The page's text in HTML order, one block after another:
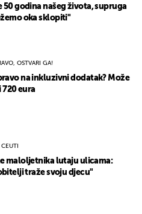
50 godina našeg života, supruga
oka sklopiti"
OSTVARI GA!
na inkluzivni dodatak? Može
720 eura
maloljetnika lutaju ulicama:
traže svoju djecu"